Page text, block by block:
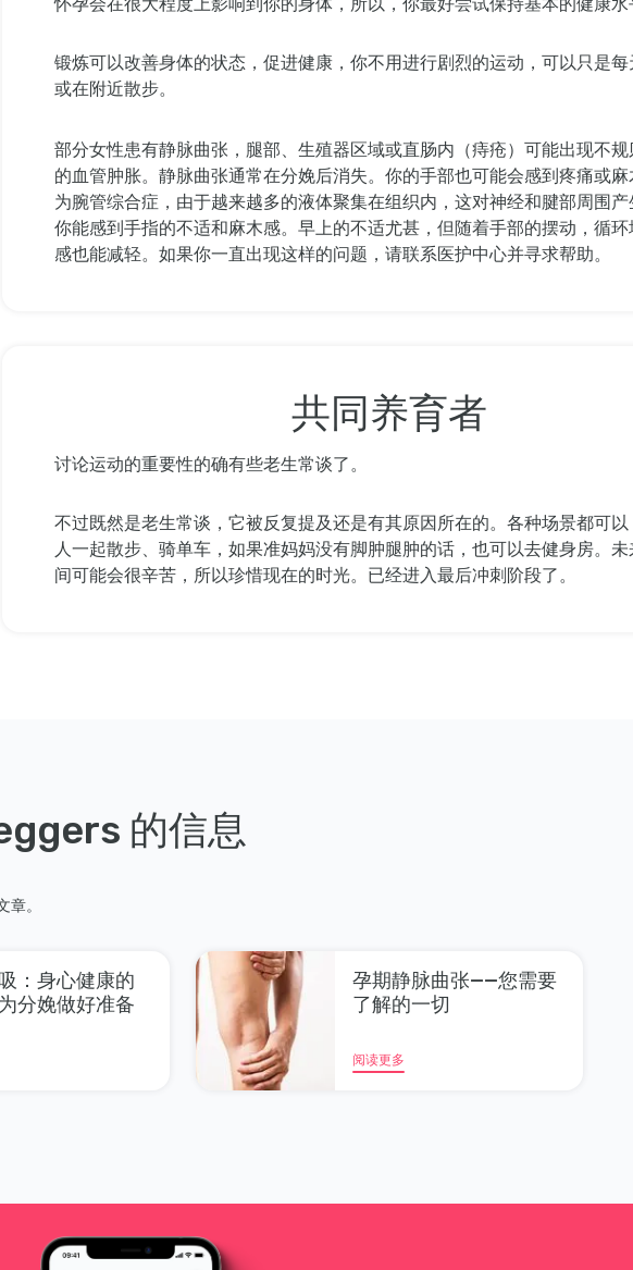
锻炼可以改善身体的状态，促进健康，你不用进行剧烈的运动，可以只是
或在附近散步。
部分女性患有静脉曲张，腿部、生殖器区域或直肠内（痔疮）可能出现不规
的血管肿胀。静脉曲张通常在分娩后消失。你的手部也可能会感到疼痛或
为腕管综合症，由于越来越多的液体聚集在组织内，这对神经和腱部周围产
你能感到手指的不适和麻木感。早上的不适尤甚，但随着手部的摆动，循
感也能减轻。如果你一直出现这样的问题，请联系医护中心并寻求帮助。
共同养育者
讨论运动的重要性的确有些老生常谈了。
不过既然是老生常谈，它被反复提及还是有其原因所在的。各种场景都可以
人一起散步、骑单车，如果准妈妈没有脚肿腿肿的话，也可以去健身房。
间可能会很辛苦，所以珍惜现在的时光。已经进入最后冲刺阶段了。
的信息
章。
：身心健康的
分娩做好准备
孕期静脉曲张——您需要
了解的一切
阅读更多